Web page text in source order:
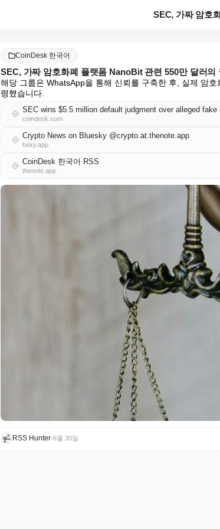
CoinDesk 한국어
SEC, 가짜 암호화폐 플랫폼 NanoBit 관련 550만 달러의
해당 그룹은 WhatsApp을 통해 신뢰를 구축한 후, 실제 암
령했습니다.
SEC wins $5.5 million default judgment over alleged
coindesk.com
Crypto News on Bluesky @crypto.at.thenote.app
bsky.app
CoinDesk 한국어 RSS
thenote.app
RSS Hunter•6월 30일